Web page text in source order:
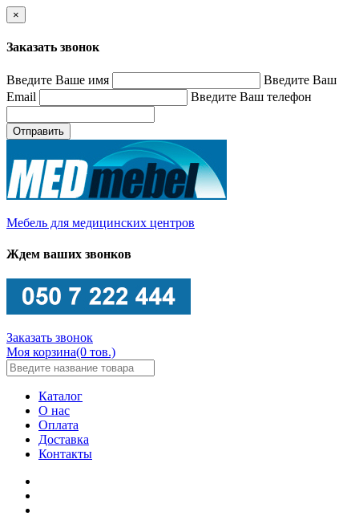
×
Заказать звонок
Введите Ваше имя
Введите Ваш
Email
Введите Ваш телефон
Отправить
Мебель для медицинских центров
Ждем ваших звонков
Заказать звонок
Моя корзина(0 тов.)
Каталог
О нас
Оплата
Доставка
Контакты